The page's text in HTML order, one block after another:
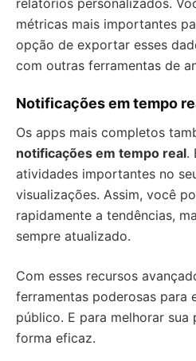
relatórios personalizados.
métricas mais importantes
opção de exportar esses
com outras ferramentas de
Notificações em tempo
Os apps mais completos
notificações em tempo real.
atividades importantes no
visualizações. Assim, você
rapidamente a tendências,
sempre atualizado.
Com esses recursos
ferramentas poderosas para
público. E para melhorar sua
forma eficaz.